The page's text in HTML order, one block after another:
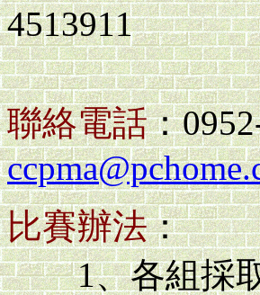
4513911
聯絡電話：
比賽辦法：
1、各組採取